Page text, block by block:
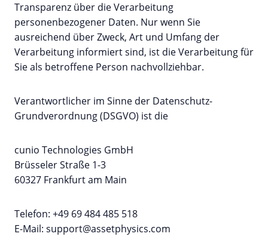
Transparenz über die Verarbeitung
personenbezogener Daten. Nur wenn Sie
ausreichend über Zweck, Art und Umfang der
Verarbeitung informiert sind, ist die Verarbeitung für
Sie als betroffene Person nachvollziehbar.
Verantwortlicher im Sinne der Datenschutz-
Grundverordnung (DSGVO) ist die
cunio Technologies GmbH
Brüsseler Straße 1-3
60327 Frankfurt am Main
Telefon: +49 69 484 485 518
E-Mail: support@assetphysics.com